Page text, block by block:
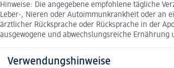
Hinweise: Die angegebene empfohlene tägliche
Leber-, Nieren oder Autoimmunkrankheit oder an
ärztlicher Rücksprache oder Rücksprache in der
ausgewogene und abwechslungsreiche
Verwendungshinweise